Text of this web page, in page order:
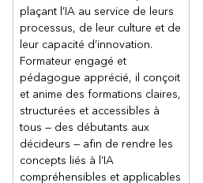
Techniques pour intégrer les
de travail quotidiens.
Utilisation des prompts pour
Amélioration de la productivité
normes de gouvernance des
plaçant l’IA au service de leurs
processus, de leur culture et de
leur capacité d’innovation.
Formateur engagé et
pédagogue apprécié, il conçoit
et anime des formations claires,
structurées et accessibles à
tous — des débutants aux
décideurs — afin de rendre les
concepts liés à l’IA
compréhensibles et applicables